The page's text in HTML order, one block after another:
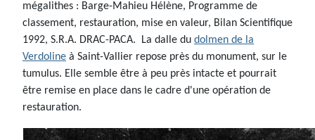
mégalithes : Barge-Mahieu Hélène, Programme de
classement, restauration, mise en valeur, Bilan Scientifique
1992, S.R.A. DRAC-PACA. La dalle du dolmen de la
Verdoline à Saint-Vallier repose près du monument, sur le
tumulus. Elle semble être à peu près intacte et pourrait
être remise en place dans le cadre d'une opération de
restauration.